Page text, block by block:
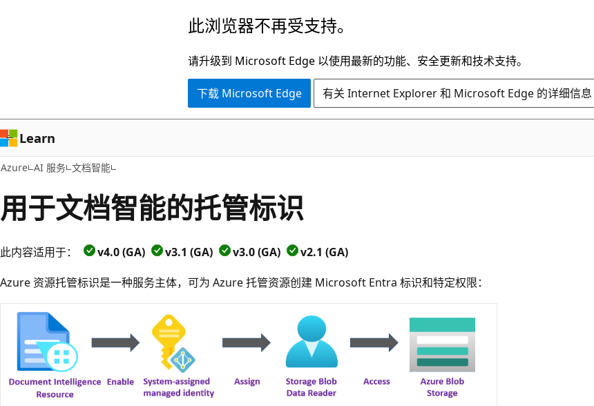
容
此浏览器不再受支持。
请升级到 Microsoft Edge 以使用最新的功能、安全更新和技术支持。
下载 Microsoft Edge 有关 Internet Explorer 和 Microsoft Edge 的详细信息
Learn
Azure AI 服务 文档智能
用于文档智能的托管标识
此内容适用于： v4.0 (GA) v3.1 (GA) v3.0 (GA)
v2.1 (GA)
Azure 资源托管标识是一种服务主体，可为 Azure 托管资源创建 Microsoft Entra 标识和特定权限：